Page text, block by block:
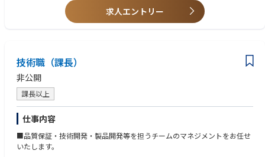
求人エントリー
技術職（課長）
非公開
課長以上
仕事内容
■品質保証・技術開発・製品開発等を担うチームのマネジメントをお任せ
いたします。